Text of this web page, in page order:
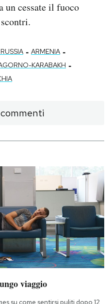
un cessate il fuoco
- ARMENIA -
KARABAKH -
viaggio
su come sentirsi puliti dopo 12